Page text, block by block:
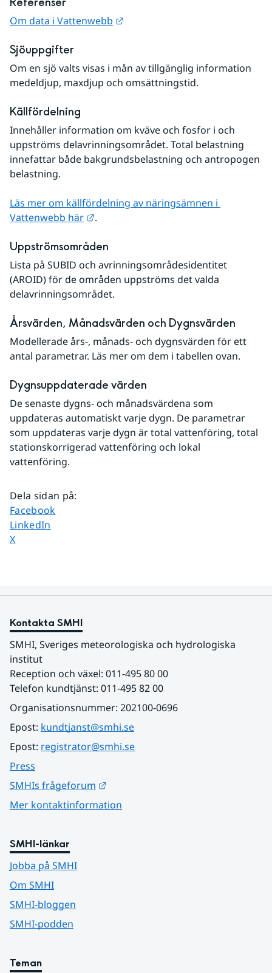
Om data i Vattenwebb
Sjöuppgifter
Om en sjö valts visas i mån av tillgänglig information
medeldjup, maxdjup och omsättningstid.
Källfördelning
Innehåller information om kväve och fosfor i och
uppströms delavrinningsområdet. Total belastning
innefattar både bakgrundsbelastning och antropogen
belastning.
Läs mer om källfördelning av näringsämnen i
Vattenwebb här
Länk till annan webbplats.
.
Uppströmsområden
Lista på SUBID och avrinningsområdesidentitet
(AROID) för de områden uppströms det valda
delavrinningsområdet.
Årsvärden, Månadsvärden och Dygnsvärden
Modellerade års-, månads- och dygnsvärden för ett
antal parametrar. Läs mer om dem i tabellen ovan.
Dygnsuppdaterade värden
De senaste dygns- och månadsvärdena som
uppdateras automatiskt varje dygn. De parametrar
som uppdateras varje dygn är total vattenföring, total
stationskorrigerad vattenföring och lokal
vattenföring.
Dela sidan på:
Dela sidan på
Facebook
Dela sidan på
LinkedIn
Dela sidan på
X
Kontakta SMHI
SMHI, Sveriges meteorologiska och hydrologiska
institut
Reception och växel: 011-495 80 00
Telefon kundtjänst: 011-495 82 00
Organisationsnummer: 202100-0696
Epost: kundtjanst@smhi.se
Epost: registrator@smhi.se
Press
SMHIs frågeforum
Mer kontaktinformation
SMHI-länkar
Jobba på SMHI
Om SMHI
SMHI-bloggen
SMHI-podden
Teman